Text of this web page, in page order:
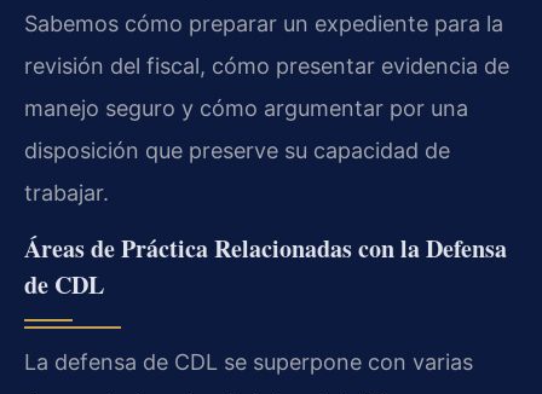
Sabemos cómo preparar un expediente para la
revisión del fiscal, cómo presentar evidencia de
manejo seguro y cómo argumentar por una
disposición que preserve su capacidad de
trabajar.
Áreas de Práctica Relacionadas con la Defensa
de CDL
La defensa de CDL se superpone con varias